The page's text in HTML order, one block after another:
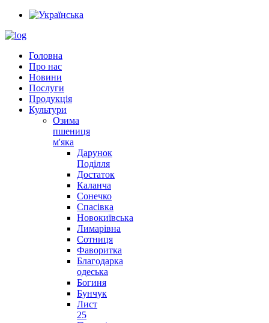
Головна
Про нас
Новини
Послуги
Продукція
Культури
Озима
пшениця
м'яка
Дарунок
Поділля
Достаток
Каланча
Сонечко
Спасівка
Новокиївська
Лимарівна
Сотниця
Фаворитка
Благодарка
одеська
Богиня
Бунчук
Лист
25